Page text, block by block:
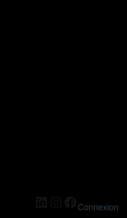
LinkedIn
Instagram
Connexion